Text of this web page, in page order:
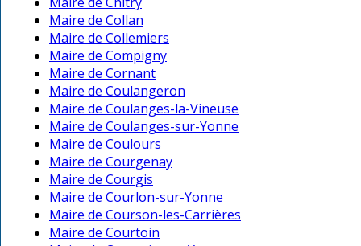
Maire de Collan
Maire de Collemiers
Maire de Compigny
Maire de Cornant
Maire de Coulangeron
Maire de Coulanges-la-Vineuse
Maire de Coulanges-sur-Yonne
Maire de Coulours
Maire de Courgenay
Maire de Courgis
Maire de Courlon-sur-Yonne
Maire de Courson-les-Carrières
Maire de Courtoin